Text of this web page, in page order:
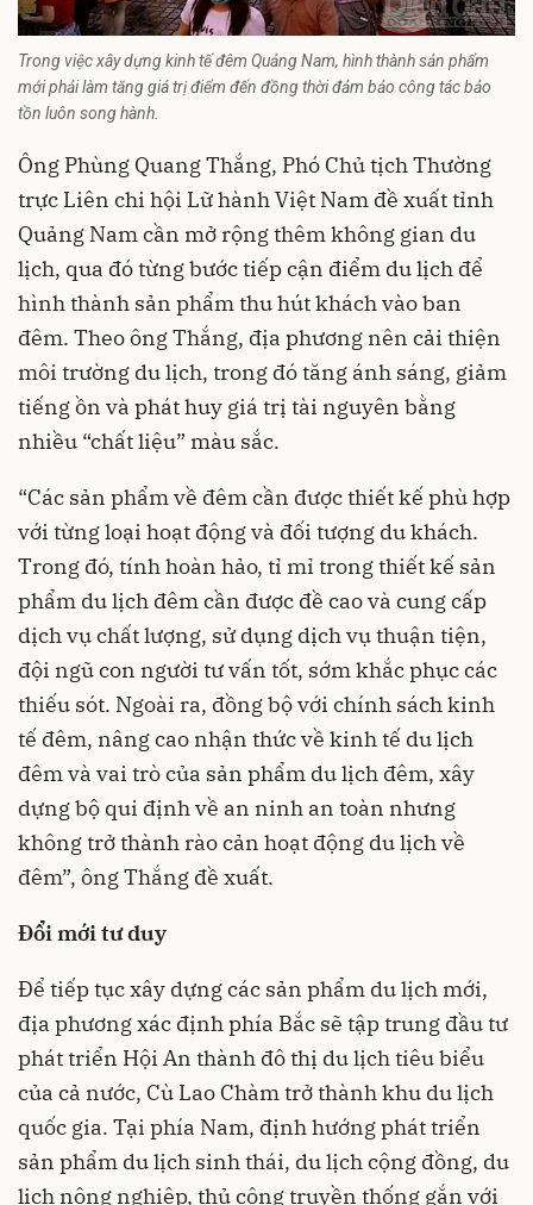
Trong việc xây dựng kinh tế đêm Quảng Nam, hình thành sản phẩm
mới phải làm tăng giá trị điểm đến đồng thời đảm bảo công tác bảo
tồn luôn song hành.
Ông Phùng Quang Thắng, Phó Chủ tịch Thường
trực Liên chi hội Lữ hành Việt Nam đề xuất tỉnh
Quảng Nam cần mở rộng thêm không gian du
lịch, qua đó từng bước tiếp cận điểm du lịch để
hình thành sản phẩm thu hút khách vào ban
đêm. Theo ông Thắng, địa phương nên cải thiện
môi trường du lịch, trong đó tăng ánh sáng, giảm
tiếng ồn và phát huy giá trị tài nguyên bằng
nhiều “chất liệu” màu sắc.
“Các sản phẩm về đêm cần được thiết kế phù hợp
với từng loại hoạt động và đối tượng du khách.
Trong đó, tính hoàn hảo, tỉ mỉ trong thiết kế sản
phẩm du lịch đêm cần được đề cao và cung cấp
dịch vụ chất lượng, sử dụng dịch vụ thuận tiện,
đội ngũ con người tư vấn tốt, sớm khắc phục các
thiếu sót. Ngoài ra, đồng bộ với chính sách kinh
tế đêm, nâng cao nhận thức về kinh tế du lịch
đêm và vai trò của sản phẩm du lịch đêm, xây
dựng bộ qui định về an ninh an toàn nhưng
không trở thành rào cản hoạt động du lịch về
đêm”, ông Thắng đề xuất.
Đổi mới tư duy
Để tiếp tục xây dựng các sản phẩm du lịch mới,
địa phương xác định phía Bắc sẽ tập trung đầu tư
phát triển Hội An thành đô thị du lịch tiêu biểu
của cả nước, Cù Lao Chàm trở thành khu du lịch
quốc gia. Tại phía Nam, định hướng phát triển
sản phẩm du lịch sinh thái, du lịch cộng đồng, du
lịch nông nghiệp, thủ công truyền thống gắn với